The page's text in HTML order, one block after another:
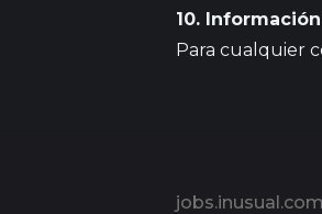
10.
Para cualquier
jobs.inusual.com